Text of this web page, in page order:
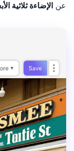
عن الإضاءة ثلاثية